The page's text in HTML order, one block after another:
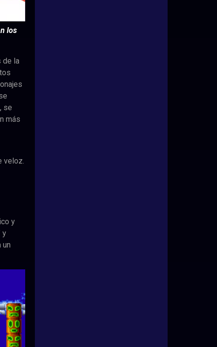
los
de la
se
más
veloz.
y
y
un